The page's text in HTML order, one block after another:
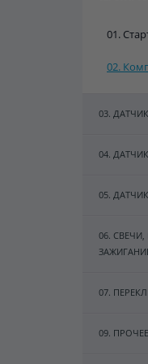
01.
02.
03.
04.
05.
06.
07.
09. ПРОЧЕЕ